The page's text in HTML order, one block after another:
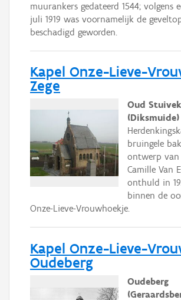
muurankers gedateerd 1544; volgens
juli 1919 was voornamelijk de
beschadigd geworden.
Kapel Onze-Lieve-
Zege
Oud
(Diksmuide)
bruingele
ontwerp
Camille Van
onthuld in
binnen de
Onze-Lieve-Vrouwhoekje.
Kapel Onze-Lieve-
Oudeberg
Oudeberg